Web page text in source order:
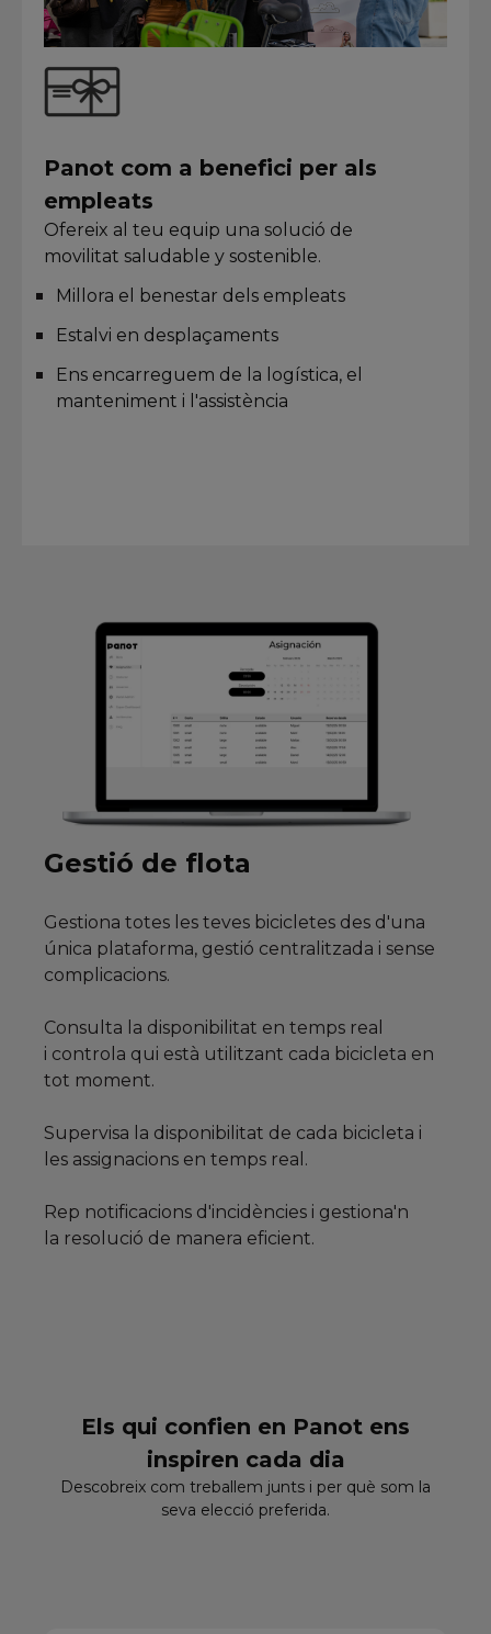
Panot com a benefici per als
empleats
Ofereix al teu equip una solució de
movilitat saludable y sostenible.
Millora el benestar dels empleats
Estalvi en desplaçaments
Ens encarreguem de la logística, el
manteniment i l'assistència
Gestió de flota
Gestiona totes les teves bicicletes des d'una
única plataforma, gestió centralitzada i sense
complicacions.
Consulta la disponibilitat en temps real
i controla qui està utilitzant cada bicicleta en
tot moment.
Supervisa la disponibilitat de cada bicicleta i
les assignacions en temps real.
Rep notificacions d'incidències i gestiona'n
la resolució de manera eficient.
Els qui confien en Panot ens
inspiren cada dia
Descobreix com treballem junts i per què som la
seva elecció preferida.